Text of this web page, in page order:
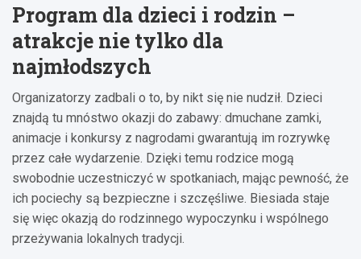
Program dla dzieci i rodzin –
atrakcje nie tylko dla
najmłodszych
Organizatorzy zadbali o to, by nikt się nie nudził. Dzieci
znajdą tu mnóstwo okazji do zabawy: dmuchane zamki,
animacje i konkursy z nagrodami gwarantują im rozrywkę
przez całe wydarzenie. Dzięki temu rodzice mogą
swobodnie uczestniczyć w spotkaniach, mając pewność, że
ich pociechy są bezpieczne i szczęśliwe. Biesiada staje
się więc okazją do rodzinnego wypoczynku i wspólnego
przeżywania lokalnych tradycji.